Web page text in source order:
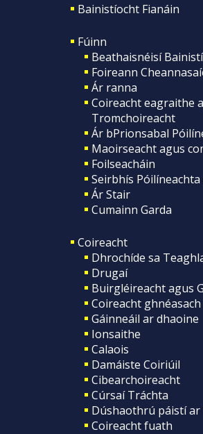
Bainistíocht Fianáin
Fúinn
Beathaisnéisí
Foireann
Ár ranna
Coireacht eagraithe
Tromchoireacht
Ár bPrionsabal
Maoirseacht agus
Foilseacháin
Seirbhís
Ár Stair
Cumainn Garda
Coireacht
Dhrochíde sa
Drugaí
Buirgléireacht agus
Coireacht ghnéasach
Gáinneáil ar dhaoine
Ionsaithe
Calaois
Damáiste Coiriúil
Cibearchoireacht
Cúrsaí Tráchta
Dúshaothrú páistí ar
Coireacht fuath